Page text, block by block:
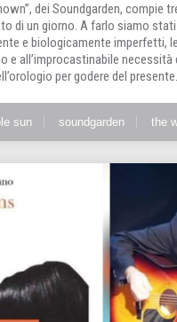
dei Soundgarden, compie
di un giorno. A farlo siamo
e biologicamente imperfetti,
e all’improcastinabile necessità
per godere del presente.
sun soundgarden the